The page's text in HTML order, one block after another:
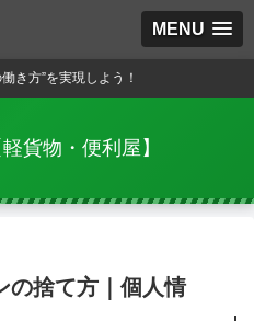
MENU
き方”を実現しよう！
貨物・便利屋】
の捨て方｜個人情